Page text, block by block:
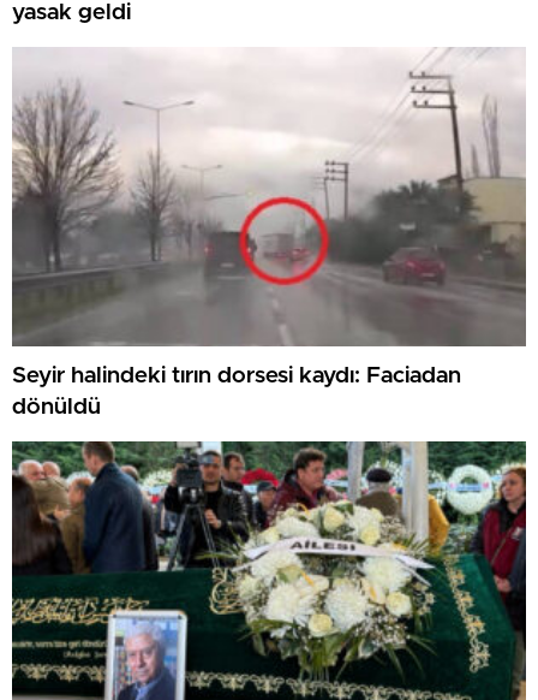
yasak geldi
Seyir halindeki tırın dorsesi kaydı: Faciadan
dönüldü